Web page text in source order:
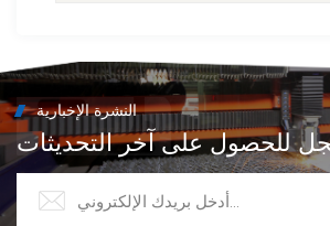
النشرة الإخبارية
للحصول على آخر التحديثات